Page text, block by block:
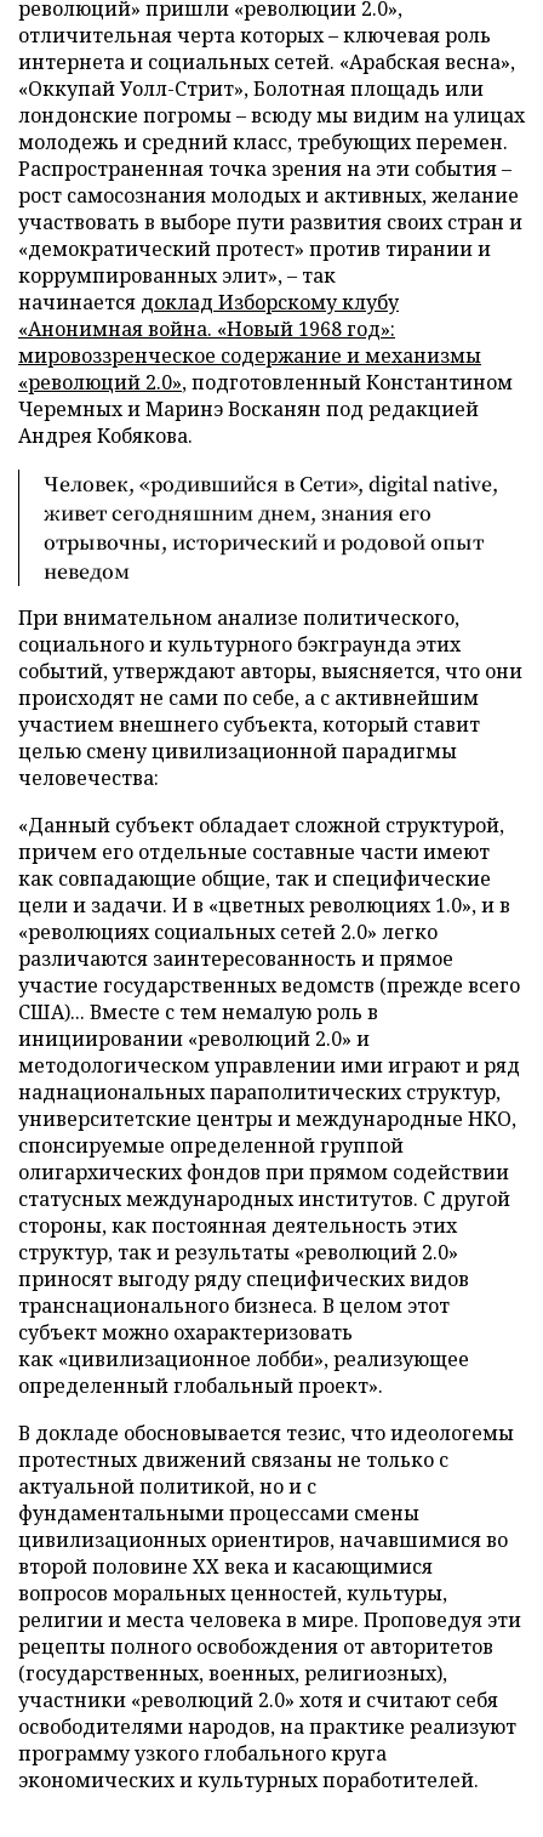
революций» пришли «революции 2.0»,
отличительная черта которых – ключевая роль
интернета и социальных сетей. «Арабская весна»,
«Оккупай Уолл-Стрит», Болотная площадь или
лондонские погромы – всюду мы видим на улицах
молодежь и средний класс, требующих перемен.
Распространенная точка зрения на эти события –
рост самосознания молодых и активных, желание
участвовать в выборе пути развития своих стран и
«демократический протест» против тирании и
коррумпированных элит», – так
начинается доклад Изборскому клубу
«Анонимная война. «Новый 1968 год»:
мировоззренческое содержание и механизмы
«революций 2.0», подготовленный Константином
Черемных и Маринэ Восканян под редакцией
Андрея Кобякова.
Человек, «родившийся в Сети», digital native,
живет сегодняшним днем, знания его
отрывочны, исторический и родовой опыт
неведом
При внимательном анализе политического,
социального и культурного бэкграунда этих
событий, утверждают авторы, выясняется, что они
происходят не сами по себе, а с активнейшим
участием внешнего субъекта, который ставит
целью смену цивилизационной парадигмы
человечества:
«Данный субъект обладает сложной структурой,
причем его отдельные составные части имеют
как совпадающие общие, так и специфические
цели и задачи. И в «цветных революциях 1.0», и в
«революциях социальных сетей 2.0» легко
различаются заинтересованность и прямое
участие государственных ведомств (прежде всего
США)... Вместе с тем немалую роль в
инициировании «революций 2.0» и
методологическом управлении ими играют и ряд
наднациональных параполитических структур,
университетские центры и международные НКО,
спонсируемые определенной группой
олигархических фондов при прямом содействии
статусных международных институтов. С другой
стороны, как постоянная деятельность этих
структур, так и результаты «революций 2.0»
приносят выгоду ряду специфических видов
транснационального бизнеса. В целом этот
субъект можно охарактеризовать
как «цивилизационное лобби», реализующее
определенный глобальный проект».
В докладе обосновывается тезис, что идеологемы
протестных движений связаны не только с
актуальной политикой, но и с
фундаментальными процессами смены
цивилизационных ориентиров, начавшимися во
второй половине XX века и касающимися
вопросов моральных ценностей, культуры,
религии и места человека в мире. Проповедуя эти
рецепты полного освобождения от авторитетов
(государственных, военных, религиозных),
участники «революций 2.0» хотя и считают себя
освободителями народов, на практике реализуют
программу узкого глобального круга
экономических и культурных поработителей.